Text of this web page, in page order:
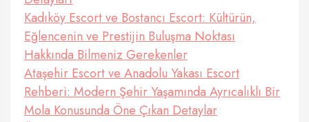
Kadıköy Escort ve Bostancı Escort: Kültürün,
Eğlencenin ve Prestijin Buluşma Noktası
Hakkında Bilmeniz Gerekenler
Ataşehir Escort ve Anadolu Yakası Escort
Rehberi: Modern Şehir Yaşamında Ayrıcalıklı Bir
Mola Konusunda Öne Çıkan Detaylar